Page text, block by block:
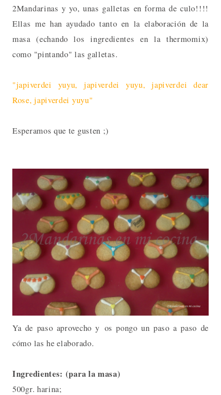
2Mandarinas y yo, unas galletas en forma de culo!!!!
Ellas me han ayudado tanto en la elaboración de la
masa (echando los ingredientes en la thermomix)
como "pintando" las galletas.
"japiverdei yuyu, japiverdei yuyu, japiverdei dear
Rose, japiverdei yuyu"
Esperamos que te gusten ;)
Ya de paso aprovecho y os pongo un paso a paso de
cómo las he elaborado.
Ingredientes: (para la masa)
500gr. harina;